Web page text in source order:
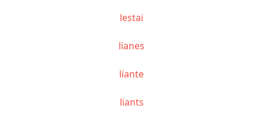
lestai
lianes
liante
liants